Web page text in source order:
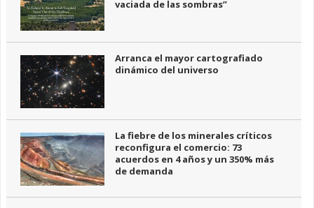
vaciada de las sombras”
Arranca el mayor cartografiado
dinámico del universo
La fiebre de los minerales críticos
reconfigura el comercio: 73
acuerdos en 4 años y un 350% más
de demanda